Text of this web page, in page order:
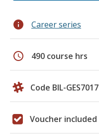
info Career series
schedule 490 course hrs
Code BIL-GES7017
Voucher included